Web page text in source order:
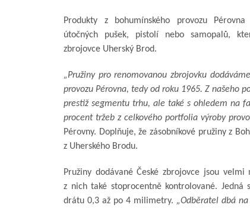
Produkty z bohumínského provozu
útočných pušek, pistolí nebo samopalů,
zbrojovce Uherský Brod.
„Pružiny pro renomovanou zbrojovku
provozu Pérovna, tedy od roku 1965. Z našeho
prestiž segmentu trhu, ale také s ohledem na
procent tržeb z celkového portfolia výroby
Pérovny. Doplňuje, že zásobníkové pružiny z
z Uherského Brodu.
Pružiny dodávané České zbrojovce jsou
z nich také stoprocentně kontrolované.
drátu 0,3 až po 4 milimetry. „Odběratel dbá